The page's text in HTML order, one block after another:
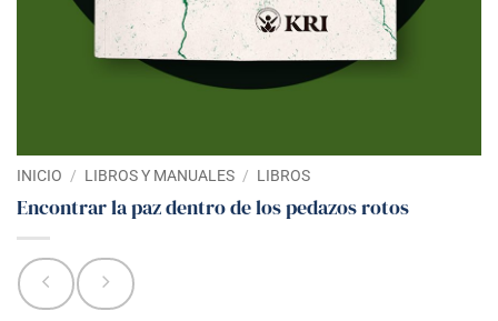
INICIO / LIBROS Y MANUALES / LIBROS
Encontrar la paz dentro de los pedazos rotos